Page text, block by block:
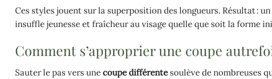
Ces styles jouent sur la superposition des longueurs. Résultat :
insuffle jeunesse et fraîcheur au visage quelle que soit la forme
Comment s’approprier une coupe
Sauter le pas vers unecoupe différente soulève de nombreuses